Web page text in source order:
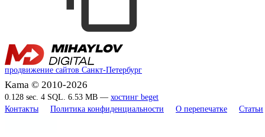
продвижение сайтов Санкт-Петербург
Kama © 2010-2026
0.128 sec. 4 SQL. 6.53 MB — хостинг beget
Контакты
Политика конфиденциальности О перепечатке Статьи